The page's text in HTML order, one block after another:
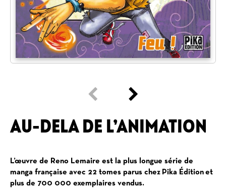
AU-DELA DE L’ANIMATION
L’œuvre de Reno Lemaire est la plus longue série de
manga française avec 22 tomes parus chez Pika Édition et
plus de 700 000 exemplaires vendus.